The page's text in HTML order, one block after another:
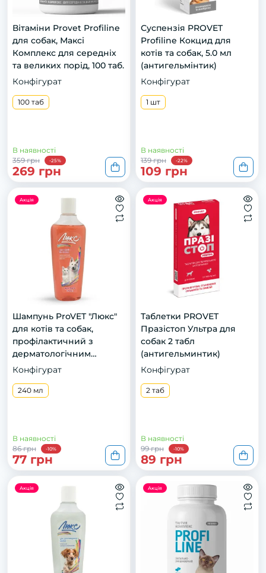
Вітаміни Provet Profiline
для собак, Максі
Комплекс для середніх
та великих порід, 100 таб.
Конфігурат
100 таб
В наявності
359 грн
-25%
269 грн
Суспензія PROVET
Profiline Кокцид для
котів та собак, 5.0 мл
(антигельмінтик)
Конфігурат
1 шт
В наявності
139 грн
-22%
109 грн
Акція
Шампунь ProVET "Люкс"
для котів та собак,
профілактичний з
дерматологічним
ефектом, 240 мл
Конфігурат
240 мл
В наявності
86 грн
-10%
77 грн
Акція
Таблетки PROVET
Празістоп Ультра для
собак 2 табл
(антигельминтик)
Конфігурат
2 таб
В наявності
99 грн
-10%
89 грн
Акція Акція